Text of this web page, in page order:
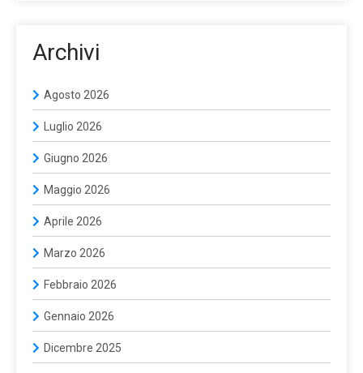
Archivi
Agosto 2026
Luglio 2026
Giugno 2026
Maggio 2026
Aprile 2026
Marzo 2026
Febbraio 2026
Gennaio 2026
Dicembre 2025